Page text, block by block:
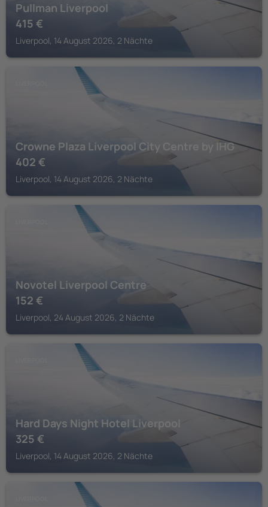
Pullman Liverpool
415 €
Liverpool, 14 August 2026, 2 Nächte
Crowne Plaza Liverpool City Centre by IHG
402 €
Liverpool, 14 August 2026, 2 Nächte
Novotel Liverpool Centre
152 €
Liverpool, 24 August 2026, 2 Nächte
Hard Days Night Hotel Liverpool
325 €
Liverpool, 14 August 2026, 2 Nächte